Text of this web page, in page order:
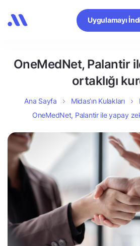
Uygulamayı
OneMedNet, Palantir
ortaklığı
Ana Sayfa Midas’ın Kulakları
OneMedNet, Palantir ile yapay